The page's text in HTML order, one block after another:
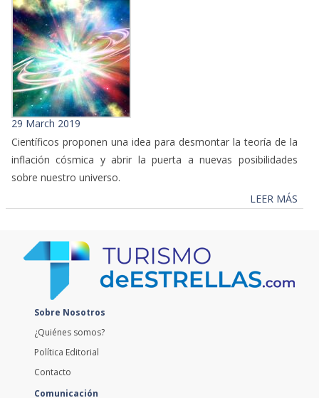
29 March 2019
Científicos proponen una idea para desmontar la teoría de la
inflación cósmica y abrir la puerta a nuevas posibilidades
sobre nuestro universo.
LEER MÁS
Sobre Nosotros
¿Quiénes somos?
Política Editorial
Contacto
Comunicación